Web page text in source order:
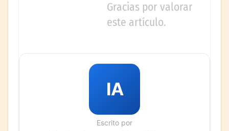
Gracias por valorar
este artículo.
IA
Escrito por